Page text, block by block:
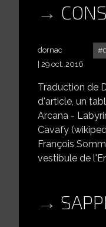
dornac
29 oct. 2016
Traduction de
d'article, un
Arcana -
Cavafy
François
vestibule de